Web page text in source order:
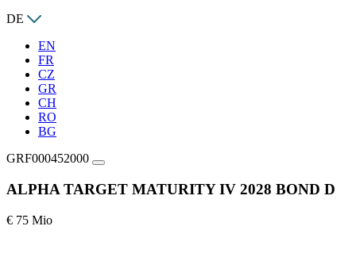
DE
EN
FR
CZ
GR
CH
RO
BG
GRF000452000
ALPHA TARGET MATURITY IV 2028 BOND D
€ 75 Mio